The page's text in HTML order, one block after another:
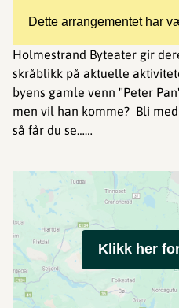
Dette arrangementet har
Holmestrand Byteater gir
skråblikk på aktuelle
byens gamle venn "Peter
men vil han komme? Bli
så får du se……
Klikk her